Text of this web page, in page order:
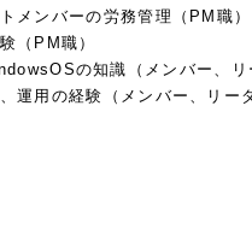
メンバーの労務管理（PM職）
（PM職）
の知識（メンバー、リ
運用の経験（メンバー、リー